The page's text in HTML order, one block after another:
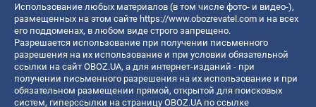
Использование любых материалов (в том числе фото- и видео-),
размещенных на этом сайте https://www.obozrevatel.com и на всех
его поддоменах, в любом виде строго запрещено.
Разрешается использование при получении письменного
разрешения на их использование и при условии обязательной
ссылки на сайт OBOZ.UA, а для интернет-изданий - при
получении письменного разрешения на их использование и при
обязательном размещении прямой, открытой для поисковых
систем, гиперссылки на страницу OBOZ.UA по ссылке